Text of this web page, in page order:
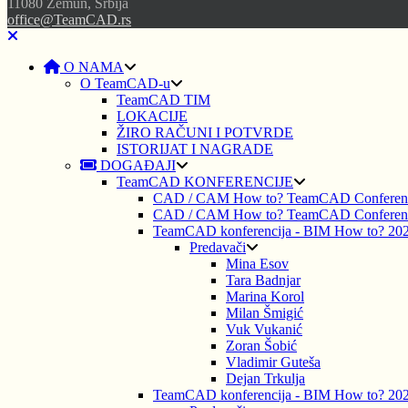
office@TeamCAD.rs
O NAMA
O TeamCAD-u
TeamCAD TIM
LOKACIJE
ŽIRO RAČUNI I POTVRDE
ISTORIJAT I NAGRADE
DOGAĐAJI
TeamCAD KONFERENCIJE
CAD / CAM How to? TeamCAD
CAD / CAM How to? TeamCAD
TeamCAD konferencija - BIM How to?
Predavači
Mina Esov
Tara Badnjar
Marina Korol
Milan Šmigić
Vuk Vukanić
Zoran Šobić
Vladimir Guteša
Dejan Trkulja
TeamCAD konferencija - BIM How to?